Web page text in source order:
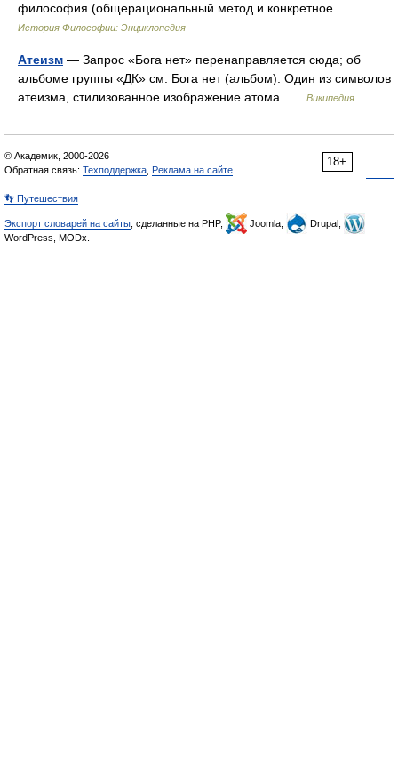
философия (общерациональный метод и конкретное… …
История Философии: Энциклопедия
Атеизм — Запрос «Бога нет» перенаправляется сюда; об
альбоме группы «ДК» см. Бога нет (альбом). Один из символов
атеизма, стилизованное изображение атома …
Википедия
18+
© Академик, 2000-2026
Обратная связь: Техподдержка Реклама на сайте
👣 Путешествия
Экспорт словарей на сайты , сделанные на PHP, Joomla,
Drupal,
WordPress, MODx.